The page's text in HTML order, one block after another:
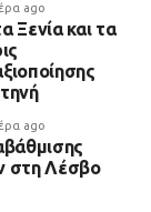
ago
Ξενία και τα
ago
στη Λέσβο